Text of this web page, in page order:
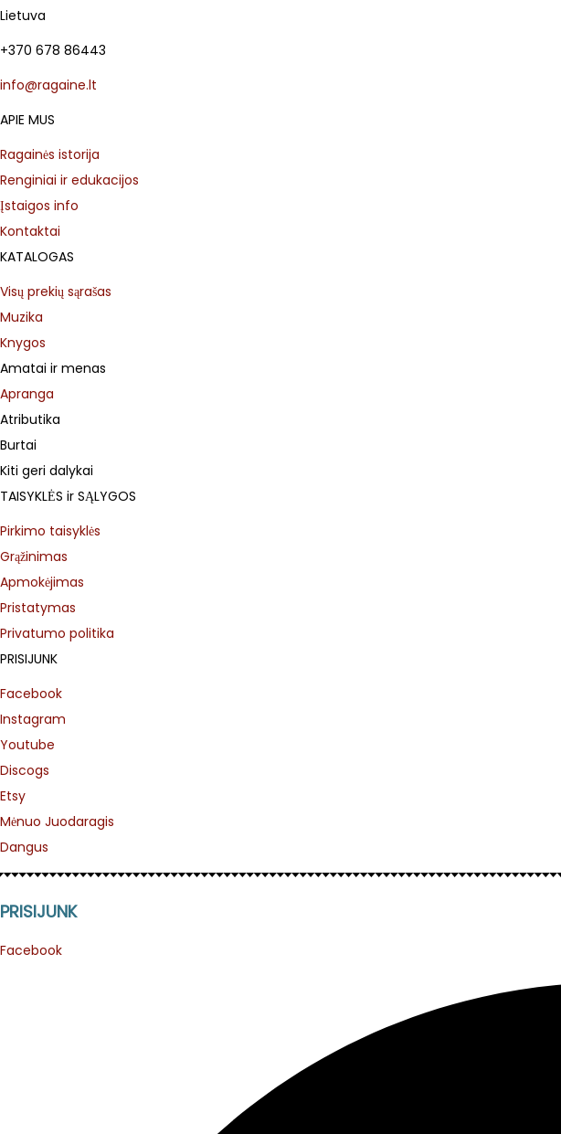
Lietuva
+370 678 86443
info@ragaine.lt
APIE MUS
Ragainės istorija
Renginiai ir edukacijos
Įstaigos info
Kontaktai
KATALOGAS
Visų prekių sąrašas
Muzika
Knygos
Amatai ir menas
Apranga
Atributika
Burtai
Kiti geri dalykai
TAISYKLĖS ir SĄLYGOS
Pirkimo taisyklės
Grąžinimas
Apmokėjimas
Pristatymas
Privatumo politika
PRISIJUNK
Facebook
Instagram
Youtube
Discogs
Etsy
Mėnuo Juodaragis
Dangus
PRISIJUNK
Facebook